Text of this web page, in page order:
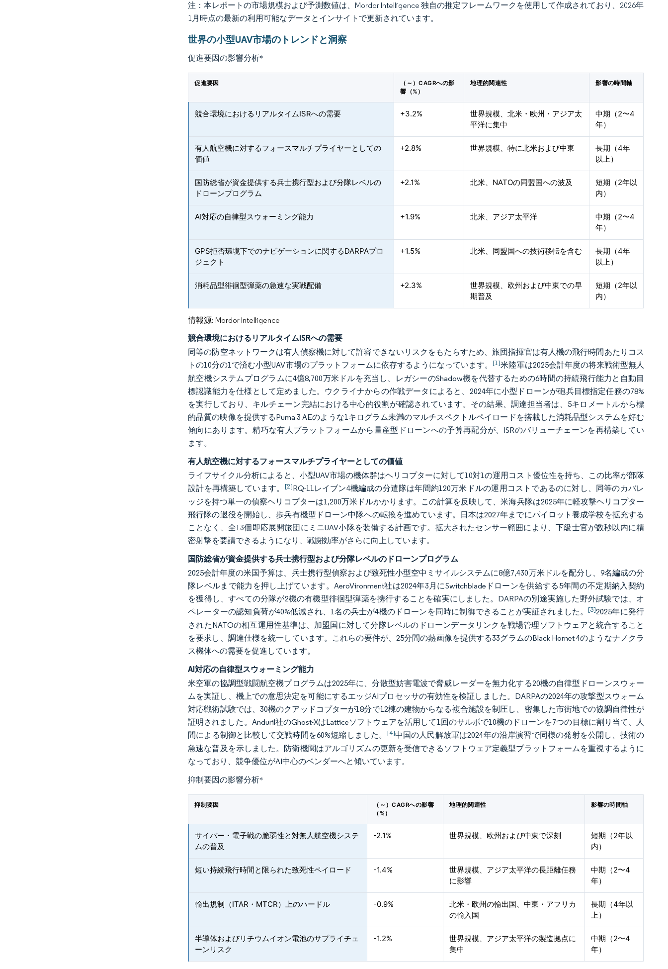
注：本レポートの市場規模および予測数値は、Mordor Intelligence 独自の推定フレームワークを使用して作成されており、2026年
1月時点の最新の利用可能なデータとインサイトで更新されています。
世界の小型UAV市場のトレンドと洞察
促進要因の影響分析*
促進要因
（～）CAGRへの影
響（%）
地理的関連性 影響の時間軸
競合環境におけるリアルタイムISRへの需要 +3.2%
世界規模、北米・欧州・アジア太
平洋に集中
中期（2〜4
年）
有人航空機に対するフォースマルチプライヤーとしての
価値
+2.8% 世界規模、特に北米および中東
長期（4年
以上）
国防総省が資金提供する兵士携行型および分隊レベルの
ドローンプログラム
+2.1% 北米、NATOの同盟国への波及
短期（2年以
内）
AI対応の自律型スウォーミング能力 +1.9% 北米、アジア太平洋
中期（2〜4
年）
GPS拒否環境下でのナビゲーションに関するDARPAプロ
ジェクト
+1.5% 北米、同盟国への技術移転を含む
長期（4年
以上）
消耗品型徘徊型弾薬の急速な実戦配備 +2.3%
世界規模、欧州および中東での早
期普及
短期（2年以
内）
情報源: Mordor Intelligence
競合環境におけるリアルタイムISRへの需要
同等の防空ネットワークは有人偵察機に対して許容できないリスクをもたらすため、旅団指揮官は有人機の飛行時間あたりコス
トの10分の1で済む小型UAV市場のプラットフォームに依存するようになっています。[1]米陸軍は2025会計年度の将来戦術型無人
航空機システムプログラムに4億8,700万米ドルを充当し、レガシーのShadow機を代替するための6時間の持続飛行能力と自動目
標認識能力を仕様として定めました。ウクライナからの作戦データによると、2024年に小型ドローンが砲兵目標指定任務の78%
を実行しており、キルチェーン完結における中心的役割が確認されています。その結果、調達担当者は、5キロメートルから標
的品質の映像を提供するPuma 3 AEのような1キログラム未満のマルチスペクトルペイロードを搭載した消耗品型システムを好む
傾向にあります。精巧な有人プラットフォームから量産型ドローンへの予算再配分が、ISRのバリューチェーンを再構築してい
ます。
有人航空機に対するフォースマルチプライヤーとしての価値
ライフサイクル分析によると、小型UAV市場の機体群はヘリコプターに対して10対1の運用コスト優位性を持ち、この比率が部隊
設計を再構築しています。 [2]RQ-11レイブン4機編成の分遣隊は年間約120万米ドルの運用コストであるのに対し、同等のカバレ
ッジを持つ単一の偵察ヘリコプターは1,200万米ドルかかります。この計算を反映して、米海兵隊は2025年に軽攻撃ヘリコプター
飛行隊の退役を開始し、歩兵有機型ドローン中隊への転換を進めています。日本は2027年までにパイロット養成学校を拡充する
ことなく、全13個即応展開旅団にミニUAV小隊を装備する計画です。拡大されたセンサー範囲により、下級士官が数秒以内に精
密射撃を要請できるようになり、戦闘効率がさらに向上しています。
国防総省が資金提供する兵士携行型および分隊レベルのドローンプログラム
2025会計年度の米国予算は、兵士携行型偵察および致死性小型空中ミサイルシステムに8億7,430万米ドルを配分し、9名編成の分
隊レベルまで能力を押し上げています。AeroVironment社は2024年3月にSwitchbladeドローンを供給する5年間の不定期納入契約
を獲得し、すべての分隊が2機の有機型徘徊型弾薬を携行することを確実にしました。DARPAの別途実施した野外試験では、オ
ペレーターの認知負荷が40%低減され、1名の兵士が4機のドローンを同時に制御できることが実証されました。[3]2025年に発行
されたNATOの相互運用性基準は、加盟国に対して分隊レベルのドローンデータリンクを戦場管理ソフトウェアと統合すること
を要求し、調達仕様を統一しています。これらの要件が、25分間の熱画像を提供する33グラムのBlack Hornet 4のようなナノクラ
ス機体への需要を促進しています。
AI対応の自律型スウォーミング能力
米空軍の協調型戦闘航空機プログラムは2025年に、分散型妨害電波で脅威レーダーを無力化する20機の自律型ドローンスウォー
ムを実証し、機上での意思決定を可能にするエッジAIプロセッサの有効性を検証しました。DARPAの2024年の攻撃型スウォーム
対応戦術試験では、30機のクアッドコプターが18分で12棟の建物からなる複合施設を制圧し、密集した市街地での協調自律性が
証明されました。Anduril社のGhost-XはLatticeソフトウェアを活用して1回のサルボで10機のドローンを7つの目標に割り当て、人
間による制御と比較して交戦時間を60%短縮しました。 [4]中国の人民解放軍は2024年の沿岸演習で同様の発射を公開し、技術の
急速な普及を示しました。防衛機関はアルゴリズムの更新を受信できるソフトウェア定義型プラットフォームを重視するように
なっており、競争優位がAI中心のベンダーへと傾いています。
抑制要因の影響分析*
抑制要因
（～）CAGRへの影響
（%）
地理的関連性 影響の時間軸
サイバー・電子戦の脆弱性と対無人航空機システ
ムの普及
-2.1% 世界規模、欧州および中東で深刻
短期（2年以
内）
短い持続飛行時間と限られた致死性ペイロード -1.4%
世界規模、アジア太平洋の長距離任務
に影響
中期（2〜4
年）
輸出規制（ITAR・MTCR）上のハードル -0.9%
北米・欧州の輸出国、中東・アフリカ
の輸入国
長期（4年以
上）
半導体およびリチウムイオン電池のサプライチェ
ーンリスク
-1.2%
世界規模、アジア太平洋の製造拠点に
集中
中期（2〜4
年）